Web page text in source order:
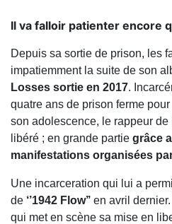
Il va falloir patienter encore
Depuis sa sortie de prison, les
impatiemment la suite de son
Losses sortie en 2017.
quatre ans de prison ferme
son adolescence, le rappeur
libéré ; en grande partie grâce
manifestations organisées
Une incarceration qui lui a
de ‘’1942 Flow’’ en avril
qui met en scène sa mise en